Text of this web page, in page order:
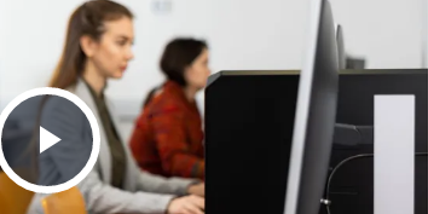
Play Video